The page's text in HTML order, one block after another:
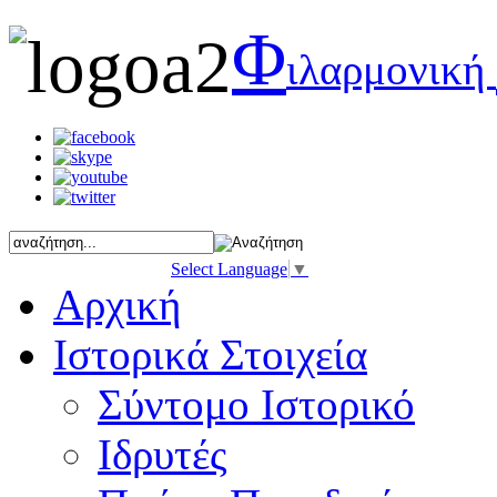
Φιλαρμονική
Select Language ▼
Αρχική
Ιστορικά Στοιχεία
Σύντομο Ιστορικό
Ιδρυτές